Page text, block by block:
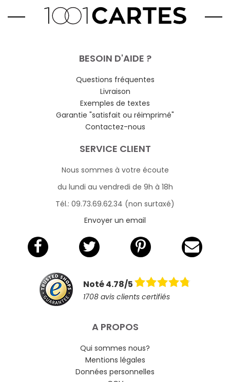
BESOIN D'AIDE ?
Questions fréquentes
Livraison
Exemples de textes
Garantie "satisfait ou réimprimé"
Contactez-nous
SERVICE CLIENT
Nous sommes à votre écoute
du lundi au vendredi de 9h à 18h
Tél.: 09.73.69.62.34 (non surtaxé)
Envoyer un email
Noté 4.78/5
1708 avis clients certifiés
A PROPOS
Qui sommes nous?
Mentions légales
Données personnelles